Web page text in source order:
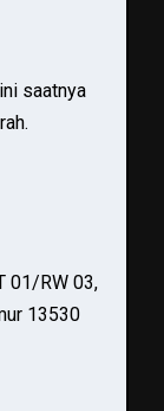
saatnya
01/RW 03,
13530